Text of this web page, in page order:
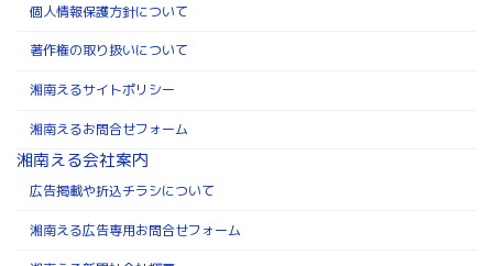
個人情報保護方針について
著作権の取り扱いについて
湘南えるサイトポリシー
湘南えるお問合せフォーム
湘南える会社案内
広告掲載や折込チラシについて
湘南える広告専用お問合せフォーム